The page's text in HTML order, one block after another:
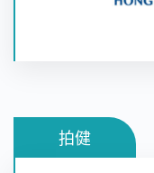
拍健